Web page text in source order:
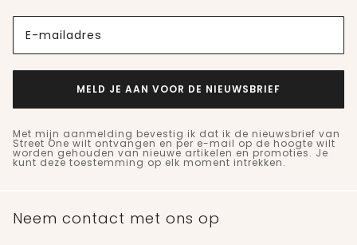
E-mailadres
MELD JE AAN VOOR DE NIEUWSBRIEF
Met mijn aanmelding bevestig ik dat ik de nieuwsbrief van
Street One wilt ontvangen en per e-mail op de hoogte wilt
worden gehouden van nieuwe artikelen en promoties. Je
kunt deze toestemming op elk moment intrekken.
Neem contact met ons op